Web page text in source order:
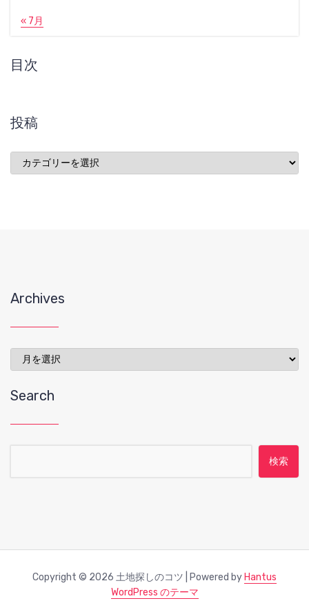
« 7月
目次
投稿
稿
Archives
Archives
Search
Copyright © 2026 土地探しのコツ | Powered by Hantus
WordPress のテーマ